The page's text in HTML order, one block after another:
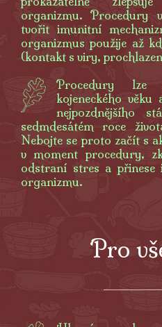
organizmu. Procedury
tvořit imunitní
organizmus použije až
(kontakt s viry,
Procedury
kojeneckého
nejpozdnějšího
sedmdesátém roce
Nebojte se proto začít s
v moment procedury,
odstraní stres a přinese
organizmu.
Pro